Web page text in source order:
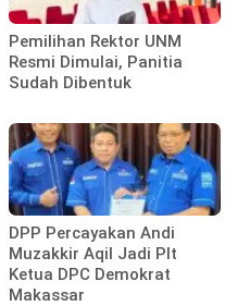
Pemilihan Rektor UNM
Resmi Dimulai, Panitia
Sudah Dibentuk
DPP Percayakan Andi
Muzakkir Aqil Jadi Plt
Ketua DPC Demokrat
Makassar